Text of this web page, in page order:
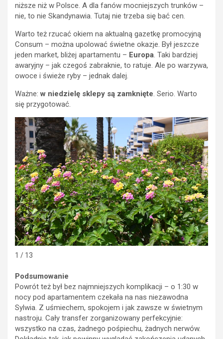
niższe niż w Polsce. A dla fanów mocniejszych trunków –
nie, to nie Skandynawia. Tutaj nie trzeba się bać cen.
Warto też rzucać okiem na aktualną gazetkę promocyjną
Consum – można upolować świetne okazje. Był jeszcze
jeden market, bliżej apartamentu – Europa . Taki bardziej
awaryjny – jak czegoś zabraknie, to ratuje. Ale po warzywa,
owoce i świeże ryby – jednak dalej.
Ważne:w niedzielę sklepy są zamknięte . Serio. Warto
się przygotować.
1 / 13
Podsumowanie
Powrót też był bez najmniejszych komplikacji – o 1:30 w
nocy pod apartamentem czekała na nas niezawodna
Sylwia. Z uśmiechem, spokojem i jak zawsze w świetnym
nastroju. Cały transfer zorganizowany perfekcyjnie:
wszystko na czas, żadnego pośpiechu, żadnych nerwów.